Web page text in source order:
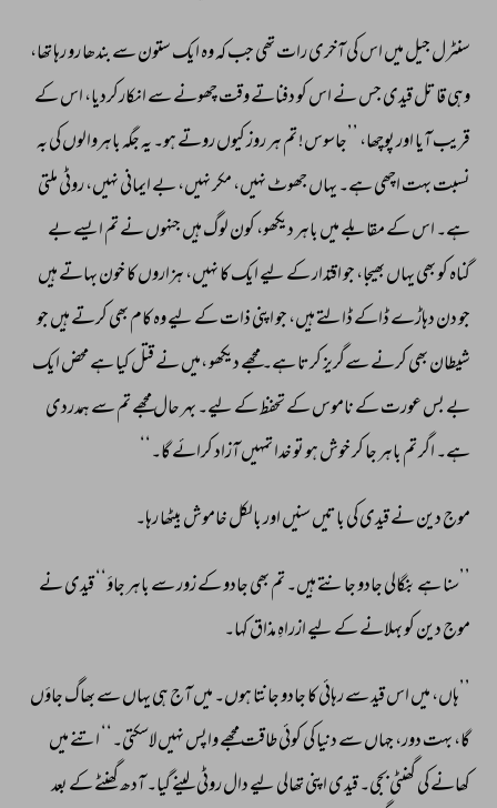
سنٹرل جیل میں اس کی آخری رات تھی جب کہ وہ ایک ستون سے بندھا رو رہا تھا،
وہی قاتل قیدی جس نے اس کو دفناتے وقت چھونے سے انکارکردیا، اس کے
قریب آیا اور پوچھا، ’’جاسوس! تم ہر روز کیوں روتے ہو۔ یہ جگہ باہروالوں کی بہ
نسبت بہت اچھی ہے۔ یہاں جھوٹ نہیں، مکر نہیں، بے ایمانی نہیں، روٹی ملتی
ہے۔ اس کے مقابلے میں باہر دیکھو، کون لوگ ہیں جنہوں نے تم ایسے بے
گناہ کو بھی یہاں بھیجا، جو اقتدار کے لیے ایک کا نہیں، ہزاروں کا خون بہاتے ہیں
جو دن دہاڑے ڈاکے ڈالتے ہیں، جو اپنی ذات کے لیے وہ کام بھی کرتے ہیں جو
شیطان بھی کرنے سےگریز کرتا ہے۔ مجھے دیکھو ،میں نے قتل کیا ہے محض ایک
بے بس عورت کے ناموس کے تحفظ کے لیے۔ بہر حال مجھے تم سے ہمدردی
ہے۔ اگر تم باہر جا کر خوش ہو تو خدا تمہیں آزاد کرائے گا۔‘‘
موج دین نے قیدی کی باتیں سنیں اور بالکل خاموش بیٹھا رہا۔
’’سنا ہے بنگالی جادو جانتے ہیں۔ تم بھی جادو کے زور سے باہر جاؤ‘‘ قیدی نے
موج دین کو بہلانے کے لیے ازراہِ مذاق کہا۔
’’ہاں، میں اس قید سے رہائی کا جادو جانتا ہوں۔ میں آج ہی یہاں سے بھاگ جاؤں
گا، بہت دور، جہاں سے دنیا کی کوئی طاقت مجھے واپس نہیں لاسکتی۔‘‘ اتنے میں
کھانے کی گھنٹی بجی۔ قیدی اپنی تھالی لیے دال روٹی لینے گیا۔ آدھ گھنٹے کے بعد